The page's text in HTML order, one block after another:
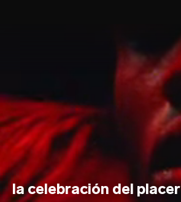
la celebración del placer